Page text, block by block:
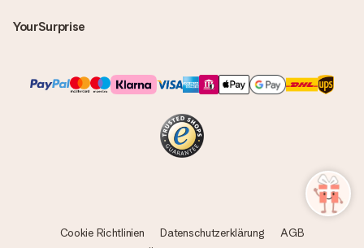
YourSurprise
Cookie Richtlinien Datenschutzerklärung
AGB